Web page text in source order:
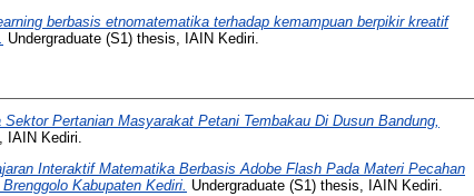
berbasis etnomatematika terhadap kemampuan berpikir kreatif
Undergraduate (S1) thesis, IAIN Kediri.
Pertanian Masyarakat Petani Tembakau Di Dusun Bandung,
IAIN Kediri.
Interaktif Matematika Berbasis Adobe Flash Pada Materi Pecahan
Kabupaten Kediri. Undergraduate (S1) thesis, IAIN Kediri.